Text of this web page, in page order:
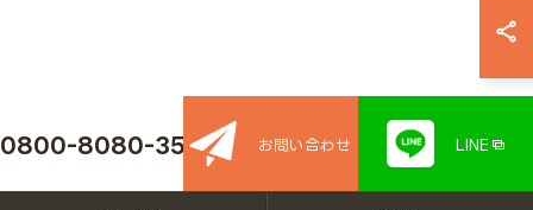
0800-8080-350 お問い合わせ LINE